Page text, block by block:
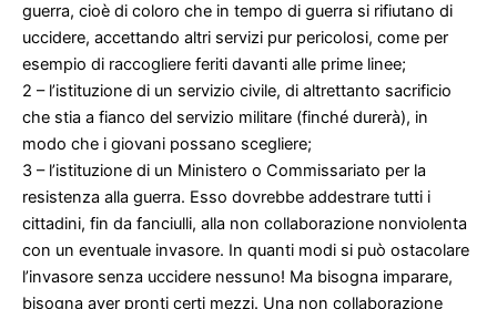
guerra, cioè di coloro che in tempo di guerra si rifiutano di
uccidere, accettando altri servizi pur pericolosi, come per
esempio di raccogliere feriti davanti alle prime linee;
2 – l’istituzione di un servizio civile, di altrettanto sacrificio
che stia a fianco del servizio militare (finché durerà), in
modo che i giovani possano scegliere;
3 – l’istituzione di un Ministero o Commissariato per la
resistenza alla guerra. Esso dovrebbe addestrare tutti i
cittadini, fin da fanciulli, alla non collaborazione nonviolenta
con un eventuale invasore. In quanti modi si può ostacolare
l’invasore senza uccidere nessuno! Ma bisogna imparare,
bisogna aver pronti certi mezzi. Una non collaborazione